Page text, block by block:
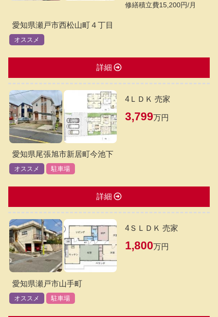
修繕積立費15,200円/月
愛知県瀬戸市西松山町４丁目
オススメ
詳細
4ＬＤＫ 売家
3,799万円
愛知県尾張旭市新居町今池下
オススメ 駐車場
詳細
4ＳＬＤＫ 売家
1,800万円
愛知県瀬戸市山手町
オススメ 駐車場